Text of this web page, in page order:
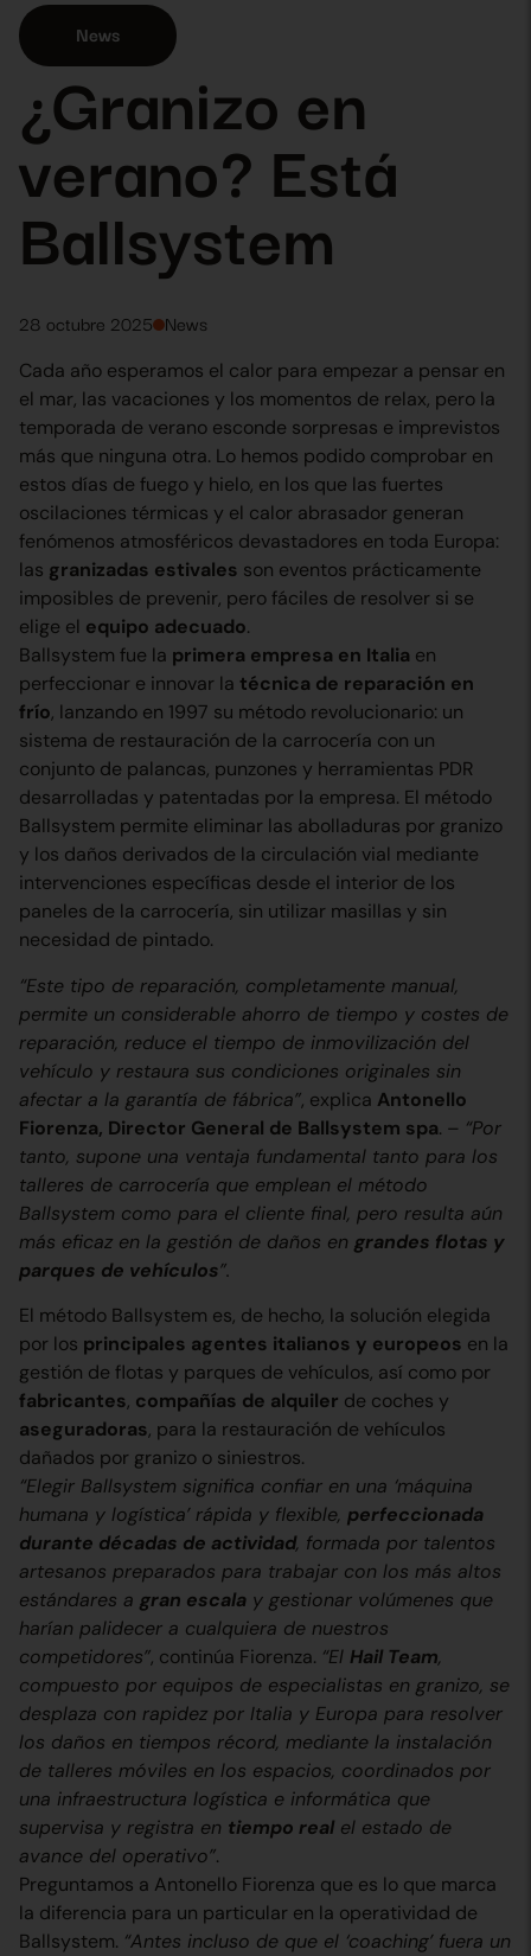
News
¿Granizo en
verano? Está
Ballsystem
28 octubre 2025 News
Cada año esperamos el calor para empezar a pensar en
el mar, las vacaciones y los momentos de relax, pero la
temporada de verano esconde sorpresas e imprevistos
más que ninguna otra. Lo hemos podido comprobar en
estos días de fuego y hielo, en los que las fuertes
oscilaciones térmicas y el calor abrasador generan
fenómenos atmosféricos devastadores en toda Europa:
las granizadas estivales son eventos prácticamente
imposibles de prevenir, pero fáciles de resolver si se
elige el equipo adecuado.
Ballsystem fue la primera empresa en Italia en
perfeccionar e innovar la técnica de reparación en
frío, lanzando en 1997 su método revolucionario: un
sistema de restauración de la carrocería con un
conjunto de palancas, punzones y herramientas PDR
desarrolladas y patentadas por la empresa. El método
Ballsystem permite eliminar las abolladuras por granizo
y los daños derivados de la circulación vial mediante
intervenciones específicas desde el interior de los
paneles de la carrocería, sin utilizar masillas y sin
necesidad de pintado.
“Este tipo de reparación, completamente manual,
permite un considerable ahorro de tiempo y costes de
reparación, reduce el tiempo de inmovilización del
vehículo y restaura sus condiciones originales sin
afectar a la garantía de fábrica”, explica Antonello
Fiorenza, Director General de Ballsystem spa. – “Por
tanto, supone una ventaja fundamental tanto para los
talleres de carrocería que emplean el método
Ballsystem como para el cliente final, pero resulta aún
más eficaz en la gestión de daños en grandes flotas y
parques de vehículos”.
El método Ballsystem es, de hecho, la solución elegida
por los principales agentes italianos y europeos en la
gestión de flotas y parques de vehículos, así como por
fabricantes, compañías de alquiler de coches y
aseguradoras, para la restauración de vehículos
dañados por granizo o siniestros.
“Elegir Ballsystem significa confiar en una ‘máquina
humana y logística’ rápida y flexible, perfeccionada
durante décadas de actividad, formada por talentos
artesanos preparados para trabajar con los más altos
estándares a gran escala y gestionar volúmenes que
harían palidecer a cualquiera de nuestros
competidores”, continúa Fiorenza. “El Hail Team,
compuesto por equipos de especialistas en granizo, se
desplaza con rapidez por Italia y Europa para resolver
los daños en tiempos récord, mediante la instalación
de talleres móviles en los espacios, coordinados por
una infraestructura logística e informática que
supervisa y registra en tiempo real el estado de
avance del operativo”.
Preguntamos a Antonello Fiorenza que es lo que marca
la diferencia para un particular en la operatividad de
Ballsystem. “Antes incluso de que el ‘coaching’ fuera un